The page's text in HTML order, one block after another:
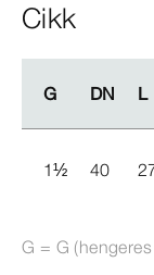
Cikk
G DN L
G DN L
1½ 40
G = G